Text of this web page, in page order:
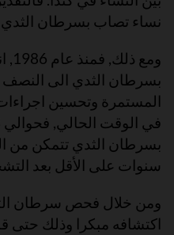
نساء تصاب بسرطان الثدي
بسرطان الثدي الى
المستمرة وتحسين
سنوات على الأقل بعد
ومن خلال فحص سرطان
اكتشافه مبكرا وذلك حتى